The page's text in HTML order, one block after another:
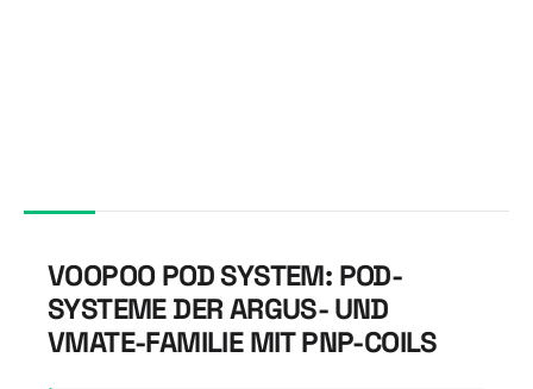
VOOPOO POD SYSTEM: POD-
SYSTEME DER ARGUS- UND
VMATE-FAMILIE MIT PNP-COILS